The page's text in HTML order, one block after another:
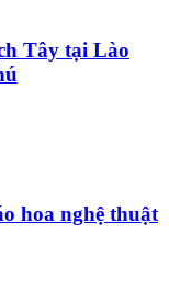
Tây tại Lào
hoa nghệ thuật